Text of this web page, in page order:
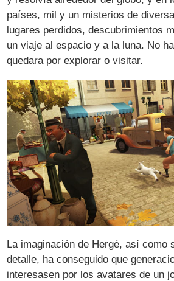
países, mil y un misterios de
lugares perdidos, descubrimientos
un viaje al espacio y a la luna. No
quedara por explorar o visitar.
La imaginación de Hergé, así como
detalle, ha conseguido que
interesasen por los avatares de un